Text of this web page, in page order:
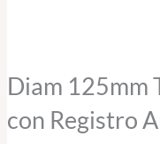
Diam 125mm
con Registro
Acero
con